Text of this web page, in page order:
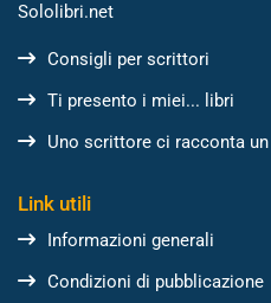
Sololibri.net
Consigli per scrittori
Ti presento i miei... libri
Uno scrittore ci racconta
Link utili
Informazioni generali
Condizioni di pubblicazione